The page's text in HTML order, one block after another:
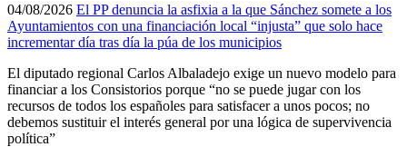
04/08/2026 El PP denuncia la asfixia a la que Sánchez somete a los
Ayuntamientos con una financiación local “injusta” que solo hace
incrementar día tras día la púa de los municipios
El diputado regional Carlos Albaladejo exige un nuevo modelo para
financiar a los Consistorios porque “no se puede jugar con los
recursos de todos los españoles para satisfacer a unos pocos; no
debemos sustituir el interés general por una lógica de supervivencia
política”